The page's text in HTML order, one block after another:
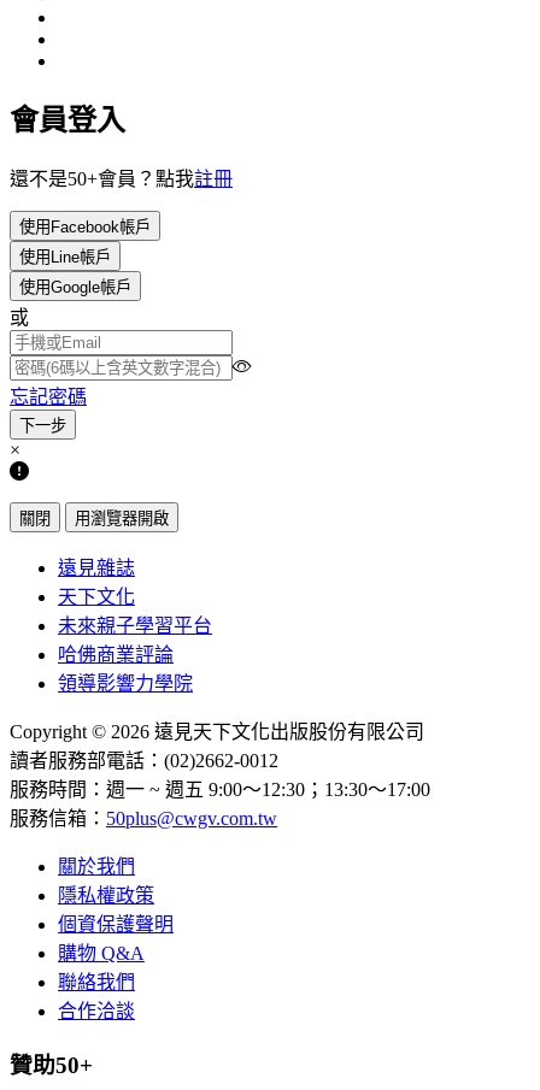
會員登入
還不是50+會員？點我註冊
使用Facebook帳戶
使用Line帳戶
使用Google帳戶
或
忘記密碼
×
關閉 用瀏覽器開啟
遠見雜誌
天下文化
未來親子學習平台
哈佛商業評論
領導影響力學院
Copyright © 2026 遠見天下文化出版股份有限公司
讀者服務部電話：(02)2662-0012
服務時間：週一 ~ 週五 9:00～12:30；13:30～17:00
服務信箱： 50plus@cwgv.com.tw
關於我們
隱私權政策
個資保護聲明
購物 Q&A
聯絡我們
合作洽談
贊助50+